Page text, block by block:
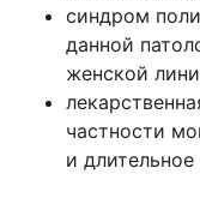
синдром
данной
женской
частности
и